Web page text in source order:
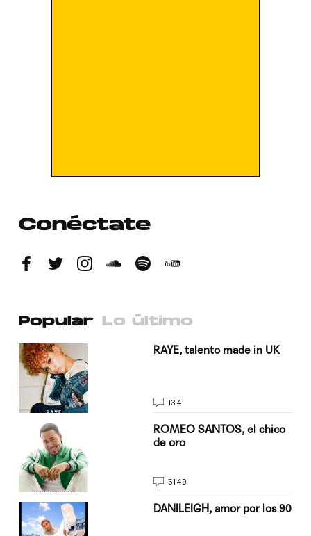
Conéctate
Popular Lo último
RAYE, talento made in UK
134
ROMEO SANTOS, el chico
de oro
5149
DANILEIGH, amor por los 90